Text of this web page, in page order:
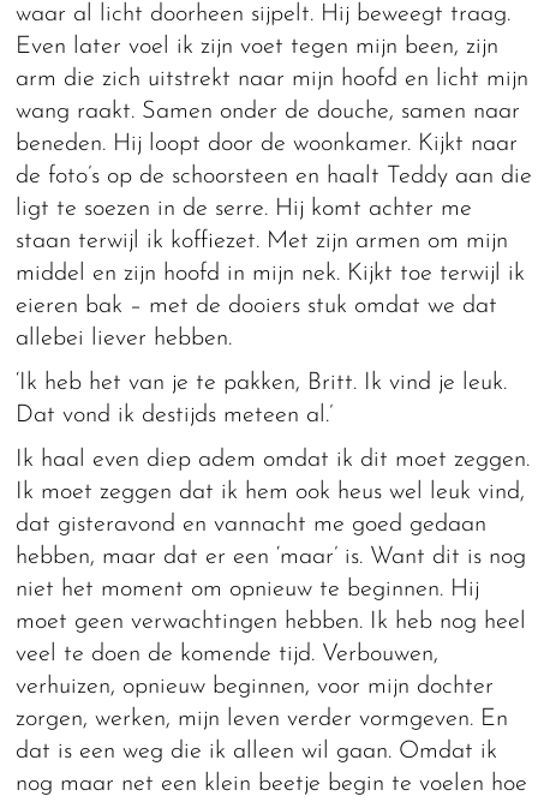
waar al licht doorheen sijpelt. Hij beweegt traag.
Even later voel ik zijn voet tegen mijn been, zijn
arm die zich uitstrekt naar mijn hoofd en licht mijn
wang raakt. Samen onder de douche, samen naar
beneden. Hij loopt door de woonkamer. Kijkt naar
de foto’s op de schoorsteen en haalt Teddy aan die
ligt te soezen in de serre. Hij komt achter me
staan terwijl ik koffiezet. Met zijn armen om mijn
middel en zijn hoofd in mijn nek. Kijkt toe terwijl ik
eieren bak – met de dooiers stuk omdat we dat
allebei liever hebben.
‘Ik heb het van je te pakken, Britt. Ik vind je leuk.
Dat vond ik destijds meteen al.’
Ik haal even diep adem omdat ik dit moet zeggen.
Ik moet zeggen dat ik hem ook heus wel leuk vind,
dat gisteravond en vannacht me goed gedaan
hebben, maar dat er een ‘maar’ is. Want dit is nog
niet het moment om opnieuw te beginnen. Hij
moet geen verwachtingen hebben. Ik heb nog heel
veel te doen de komende tijd. Verbouwen,
verhuizen, opnieuw beginnen, voor mijn dochter
zorgen, werken, mijn leven verder vormgeven. En
dat is een weg die ik alleen wil gaan. Omdat ik
nog maar net een klein beetje begin te voelen hoe